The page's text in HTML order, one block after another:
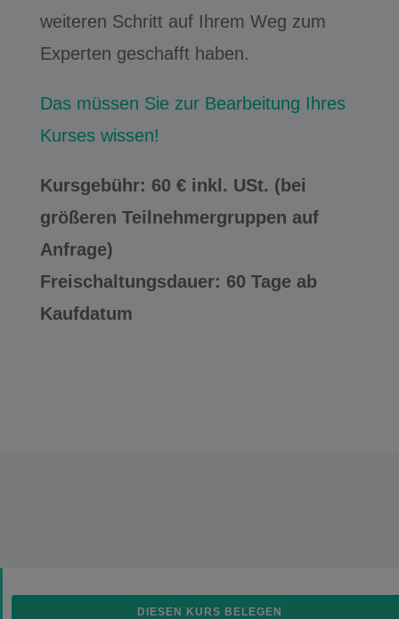
weiteren Schritt auf Ihrem Weg zum
Experten geschafft haben.
Das müssen Sie zur Bearbeitung Ihres
Kurses wissen!
Kursgebühr: 60 € inkl. USt. (bei
größeren Teilnehmergruppen auf
Anfrage)
Freischaltungsdauer: 60 Tage ab
Kaufdatum
DIESEN KURS BELEGEN